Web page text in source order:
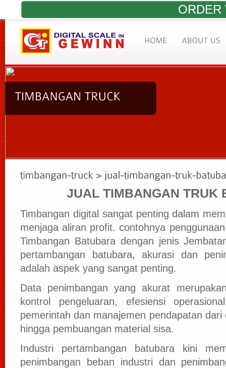
JUAL TIMBANGAN TRUK
Timbangan digital sangat penting dalam
menjaga aliran profit. contohnya
Timbangan Batubara dengan jenis
pertambangan batubara, akurasi dan
adalah aspek yang sangat penting.
Data penimbangan yang akurat
kontrol pengeluaran, efesiensi
pemerintah dan manajemen pendapatan
hingga pembuangan material sisa.
Industri pertambangan batubara kini
penimbangan beban industri dan
ORDER